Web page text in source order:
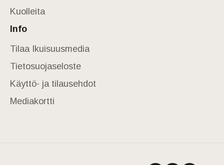
Kuolleita
Info
Tilaa Ikuisuusmedia
Tietosuojaseloste
Käyttö- ja tilausehdot
Mediakortti